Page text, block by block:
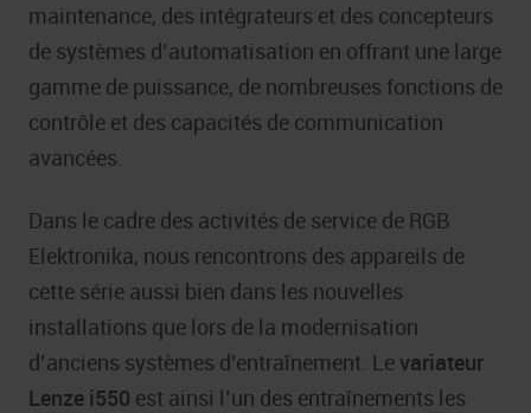
maintenance, des intégrateurs et des concepteurs
de systèmes d’automatisation en offrant une large
gamme de puissance, de nombreuses fonctions de
contrôle et des capacités de communication
avancées.
Dans le cadre des activités de service de RGB
Elektronika, nous rencontrons des appareils de
cette série aussi bien dans les nouvelles
installations que lors de la modernisation
d’anciens systèmes d’entraînement. Le variateur
Lenze i550 est ainsi l’un des entraînements les